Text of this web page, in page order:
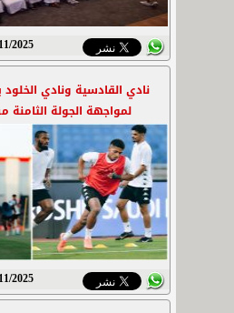
18/11/2025
نادي القادسية ونادي الخلود
لمواجهة الجولة
06/11/2025